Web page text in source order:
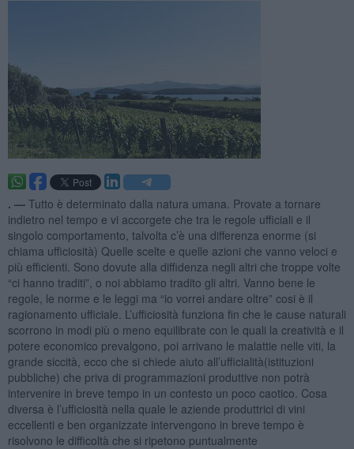
. — Tutto è determinato dalla natura umana. Provate a tornare
indietro nel tempo e vi accorgete che tra le regole ufficiali e il
singolo comportamento, talvolta c’è una differenza enorme (si
chiama ufficiosità) Quelle scelte e quelle azioni che vanno veloci e
più efficienti. Sono dovute alla diffidenza negli altri che troppe volte
“ci hanno traditi”, o noi abbiamo tradito gli altri. Vanno bene le
regole, le norme e le leggi ma “io vorrei andare oltre” cosi è il
ragionamento ufficiale. L’ufficiosità funziona fin che le cause naturali
scorrono in modi più o meno equilibrate con le quali la creatività e il
potere economico prevalgono, poi arrivano le malattie nelle viti, la
grande siccità, ecco che si chiede aiuto all’ufficialità(istituzioni
pubbliche) che priva di programmazioni produttive non potrà
intervenire in breve tempo in un contesto un poco caotico. Cosa
diversa è l’ufficiosità nella quale le aziende produttrici di vini
eccellenti e ben organizzate intervengono in breve tempo è
risolvono le difficoltà che si ripetono puntualmente